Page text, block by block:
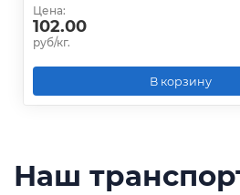
Цена:
102.00
руб/кг.
В корзину
Наш